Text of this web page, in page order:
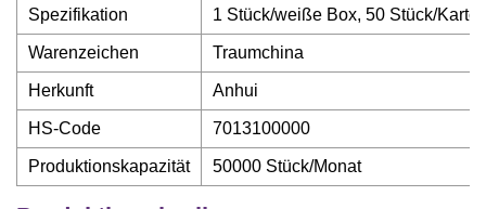
Spezifikation 1 Stück/weiße Box, 50 Stück/
Warenzeichen Traumchina
Herkunft Anhui
HS-Code 7013100000
Produktionskapazität 50000 Stück/Monat